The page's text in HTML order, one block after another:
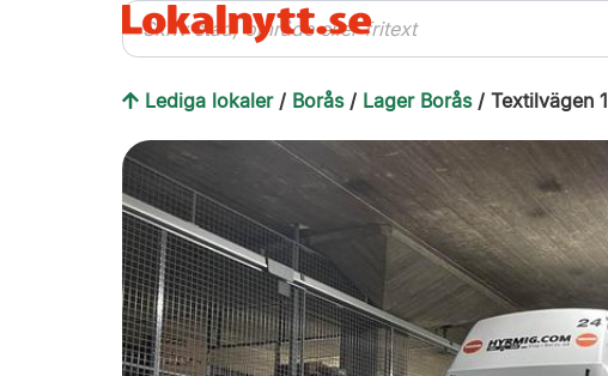
Lediga lokaler / Borås/ Lager Borås/ Textilvägen 1